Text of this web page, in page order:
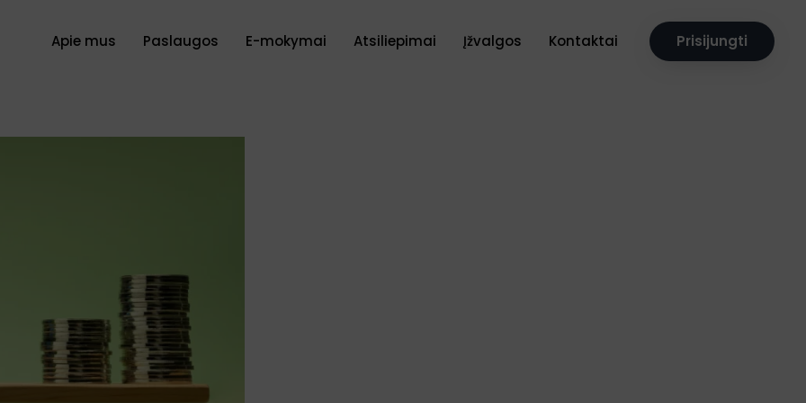
Apie mus Paslaugos E-mokymai Atsiliepimai Įžvalgos Kontaktai Prisijungti